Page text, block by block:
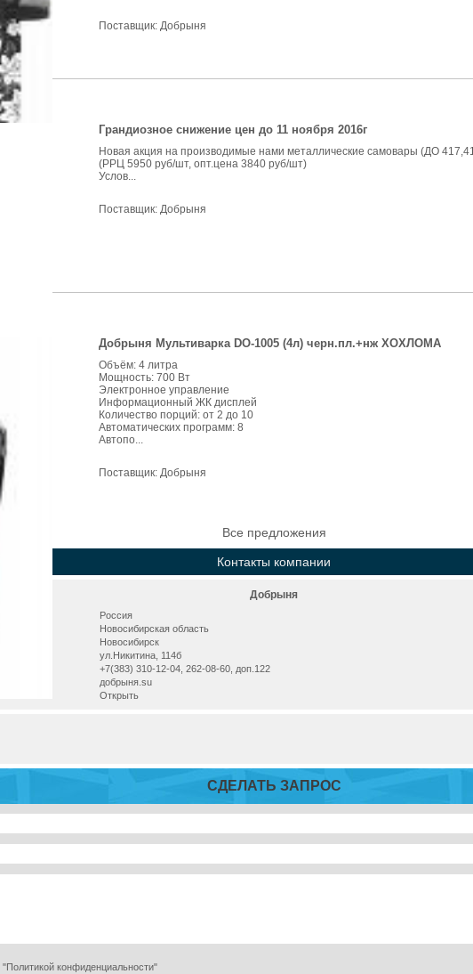
Поставщик: Добрыня
Грандиозное снижение цен до 11 ноября 2016г
Новая акция на производимые нами металлические самовары (ДО
(РРЦ 5950 руб/шт, опт.цена 3840 руб/шт)
Услов...
Поставщик: Добрыня
Добрыня Мультиварка DO-1005 (4л) черн.пл.+нж ХОХЛОМА
Объём: 4 литра
Мощность: 700 Вт
Электронное управление
Информационный ЖК дисплей
Количество порций: от 2 до 10
Автоматических программ: 8
Автопо...
Поставщик: Добрыня
Все предложения
Контакты компании
Добрыня
Россия
Новосибирская область
Новосибирск
ул.Никитина, 114б
+7(383) 310-12-04, 262-08-60, доп.122
добрыня.su
Открыть
СДЕЛАТЬ ЗАПРОС
"Политикой конфиденциальности"